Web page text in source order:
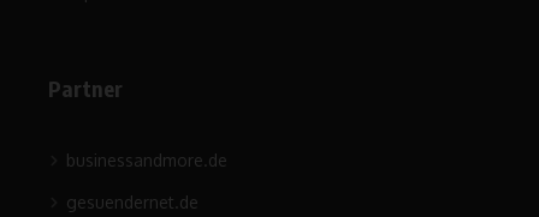
Partner
businessandmore.de
gesuendernet.de